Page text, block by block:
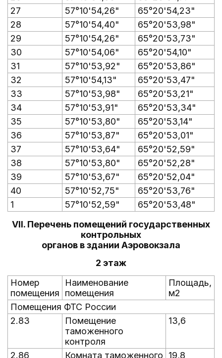
27
57°10'54,26"
65°20'54,23"
28
57°10'54,40"
65°20'53,98"
29
57°10'54,26"
65°20'53,73"
30
57°10'54,06"
65°20'54,10"
31
57°10'53,92"
65°20'53,86"
32
57°10'54,13"
65°20'53,47"
33
57°10'53,98"
65°20'53,21"
34
57°10'53,91"
65°20'53,34"
35
57°10'53,80"
65°20'53,14"
36
57°10'53,87"
65°20'53,01"
37
57°10'53,64"
65°20'52,59"
38
57°10'53,80"
65°20'52,28"
39
57°10'53,67"
65°20'52,04"
40
57°10'52,75"
65°20'53,76"
1
57°10'52,59"
65°20'53,48"
VII. Перечень помещений государственных
контрольных
органов в здании Аэровокзала
2 этаж
Номер
помещения
Наименование
помещения
Площадь,
м2
Помещения ФТС России
2.83
Помещение
таможенного
контроля
13,6
2.86
Комната таможенного
19,8